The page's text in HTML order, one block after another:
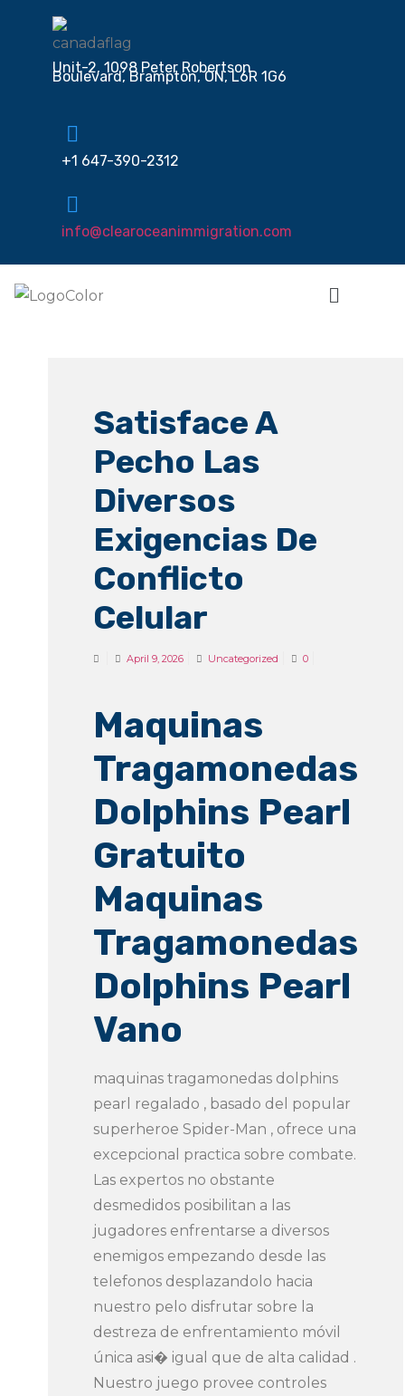
Unit-2, 1098 Peter Robertson
Boulevard, Brampton, ON, L6R 1G6
+1 647-390-2312
info@clearoceanimmigration.com
Satisface A
Pecho Las
Diversos
Exigencias De
Conflicto
Celular
April 9, 2026 Uncategorized 0
Maquinas
Tragamonedas
Dolphins Pearl
Gratuito
Maquinas
Tragamonedas
Dolphins Pearl
Vano
maquinas tragamonedas dolphins
pearl regalado , basado del popular
superheroe Spider-Man , ofrece una
excepcional practica sobre combate.
Las expertos no obstante
desmedidos posibilitan a las
jugadores enfrentarse a diversos
enemigos empezando desde las
telefonos desplazandolo hacia
nuestro pelo disfrutar sobre la
destreza de enfrentamiento móvil
única asi� igual que de alta calidad .
Nuestro juego provee controles